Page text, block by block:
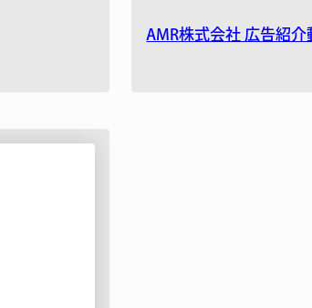
AMR株式会社 広告紹介